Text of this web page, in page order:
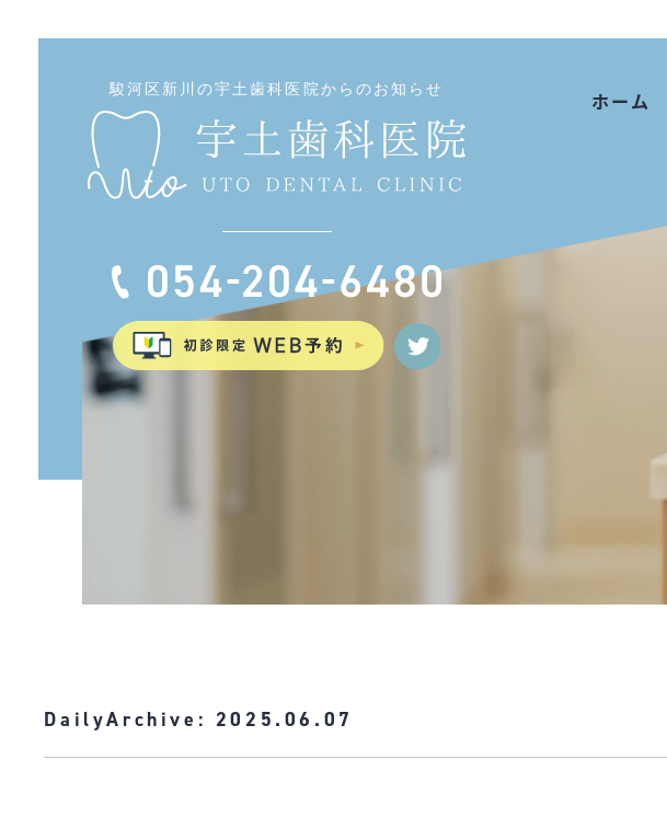
駿河区新川の宇土歯科医院からのお知らせ ホーム
DailyArchive: 2025.06.07